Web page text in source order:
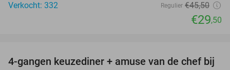
Verkocht: 332
Regulier €45,50
€29,50
46%
4-gangen keuzediner + amuse van de chef bij